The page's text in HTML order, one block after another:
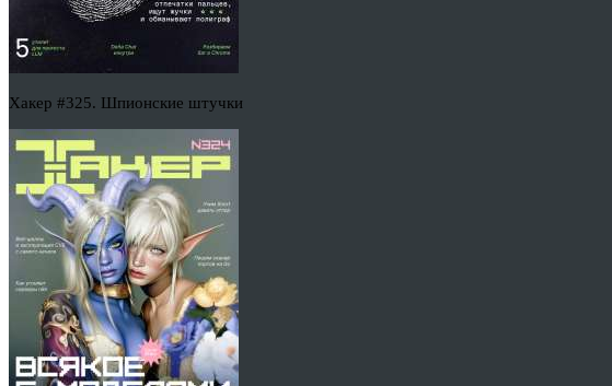
Хакер #325. Шпионские штучки